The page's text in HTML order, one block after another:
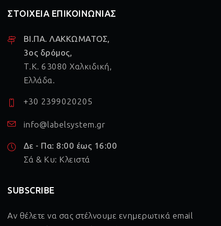
ΣΤΟΙΧΕΙΑ ΕΠΙΚΟΙΝΩΝΙΑΣ
ΒΙ.ΠΑ. ΛΑΚΚΩΜΑΤΟΣ,
3ος δρόμος,
Τ.Κ. 63080 Χαλκιδική,
Ελλάδα.
+30 2399020205
info@labelsystem.gr
Δε - Πα: 8:00 έως 16:00
Σά & Κυ: Κλειστά
SUBSCRIBE
Αν θέλετε να σας στέλνουμε ενημερωτικά email